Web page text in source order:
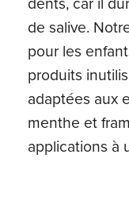
de salive.
pour les
produits
adaptées aux
menthe et
applications à